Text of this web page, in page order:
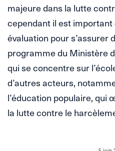
majeure dans la lutte
cependant il est important
évaluation pour s’assurer
programme du Ministère
qui se concentre sur
d’autres acteurs,
l’éducation populaire, qui
la lutte contre le